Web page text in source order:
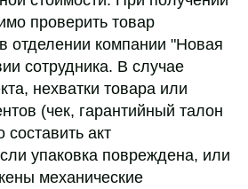
проверить товар
отделении компании "Новая
сотрудника. В случае
нехватки товара или
(чек, гарантийный талон
составить акт
упаковка повреждена, или
механические